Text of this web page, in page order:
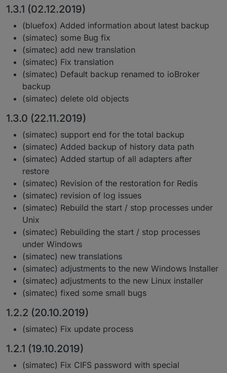
1.3.1 (02.12.2019)
(bluefox) Added information about latest backup
(simatec) some Bug fix
(simatec) add new translation
(simatec) Fix translation
(simatec) Default backup renamed to ioBroker
backup
(simatec) delete old objects
1.3.0 (22.11.2019)
(simatec) support end for the total backup
(simatec) Added backup of history data path
(simatec) Added startup of all adapters after
restore
(simatec) Revision of the restoration for Redis
(simatec) revision of log issues
(simatec) Rebuild the start / stop processes under
Unix
(simatec) Rebuilding the start / stop processes
under Windows
(simatec) new translations
(simatec) adjustments to the new Windows Installer
(simatec) adjustments to the new Linux installer
(simatec) fixed some small bugs
1.2.2 (20.10.2019)
(simatec) Fix update process
1.2.1 (19.10.2019)
(simatec) Fix CIFS password with special